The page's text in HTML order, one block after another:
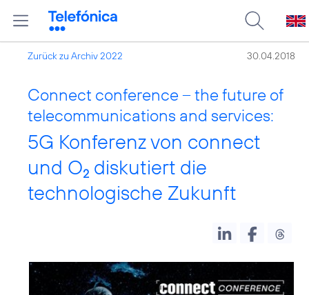
Zurück zu Archiv 2022 30.04.2018
Connect conference – the future of
telecommunications and services:
5G Konferenz von connect
und O2 diskutiert die
technologische Zukunft